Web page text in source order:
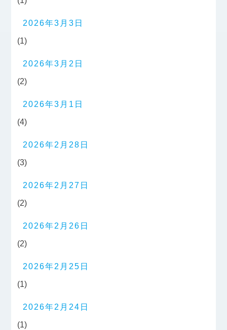
2026年3月3日
(1)
2026年3月2日
(2)
2026年3月1日
(4)
2026年2月28日
(3)
2026年2月27日
(2)
2026年2月26日
(2)
2026年2月25日
(1)
2026年2月24日
(1)